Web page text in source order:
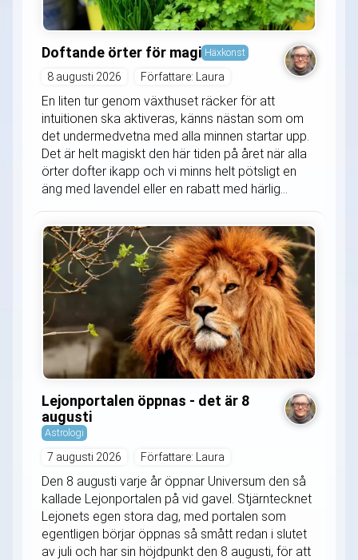
Doftande örter för magi Häxkonst
8 augusti 2026 Författare: Laura
En liten tur genom växthuset räcker för att
intuitionen ska aktiveras, känns nästan som om
det undermedvetna med alla minnen startar upp.
Det är helt magiskt den här tiden på året när alla
örter dofter ikapp och vi minns helt pötsligt en
äng med lavendel eller en rabatt med härlig...
Lejonportalen öppnas - det är 8
augusti
Astrologi
7 augusti 2026 Författare: Laura
Den 8 augusti varje år öppnar Universum den så
kallade Lejonportalen på vid gavel. Stjärntecknet
Lejonets egen stora dag, med portalen som
egentligen börjar öppnas så smått redan i slutet
av juli och har sin höjdpunkt den 8 augusti, för att